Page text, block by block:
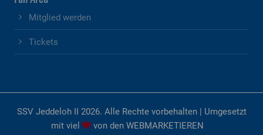
Mitglied werden
Tickets
SSV Jeddeloh II 2026. Alle Rechte vorbehalten | Umgesetzt
mit viel
von den WEBMARKETIEREN